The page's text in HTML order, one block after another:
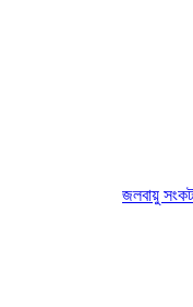
জলবায়ু সংকট